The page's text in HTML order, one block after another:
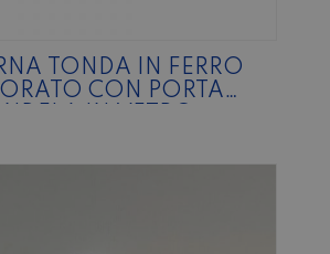
TONDA IN FERRO
CON PORTA